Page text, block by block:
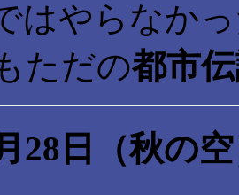
はやらなか
ただの都市
28日（秋の